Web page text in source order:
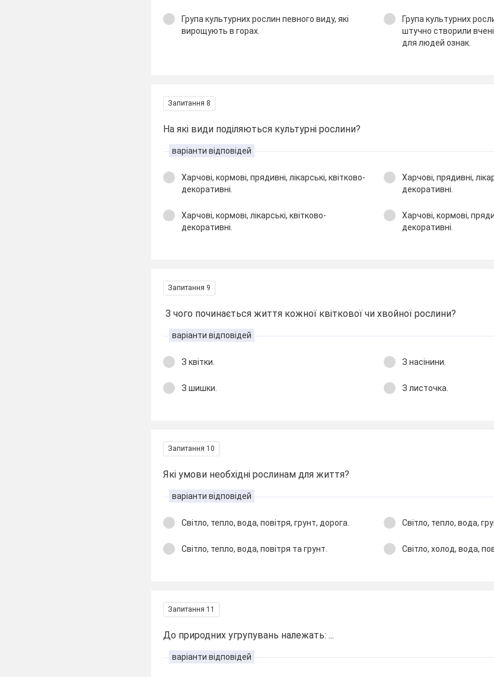
Група культурних рослин певного виду, які
вирощують в горах.
Група культурних
штучно створили
для людей ознак.
Запитання 8
На які види поділяються культурні рослини?
варіанти відповідей
Харчові, кормові, прядивні, лікарські, квітково-
декоративні.
Харчові, прядивні,
декоративні.
Харчові, кормові, лікарські, квітково-
декоративні.
Харчові, кормові,
декоративні.
Запитання 9
З чого починається життя кожної квіткової чи хвойної рослини?
варіанти відповідей
З квітки. З насінини.
З шишки. З листочка.
Запитання 10
Які умови необхідні рослинам для життя?
варіанти відповідей
Світло, тепло, вода, повітря, грунт, дорога. Світло, тепло, вода,
Світло, тепло, вода, повітря та грунт. Світло, холод, вода,
Запитання 11
До природних угрупувань належать: ...
варіанти відповідей